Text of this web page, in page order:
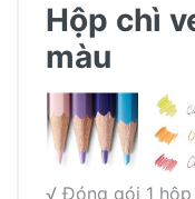
Hộp chì
màu
√ Đóng gói 1